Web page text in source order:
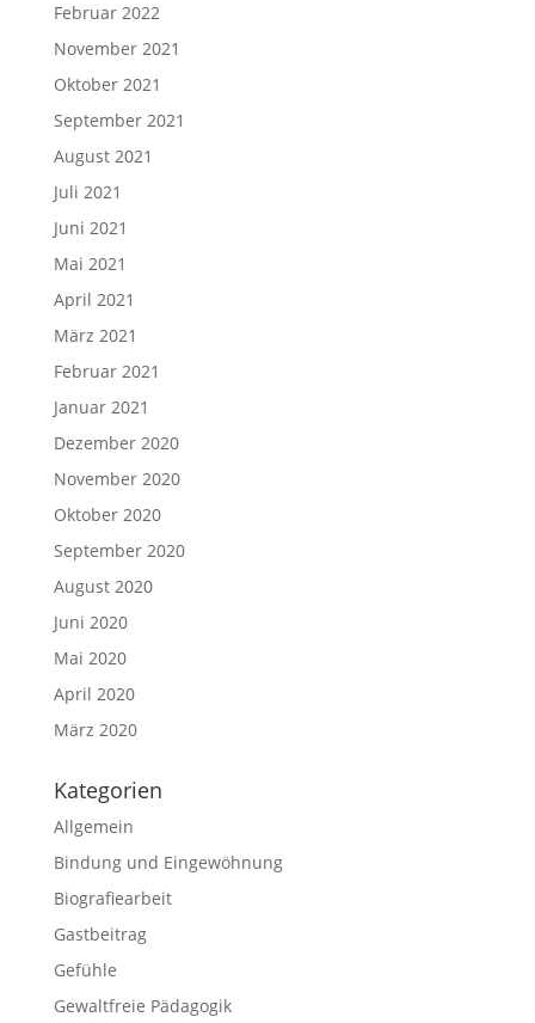
Februar 2022
November 2021
Oktober 2021
September 2021
August 2021
Juli 2021
Juni 2021
Mai 2021
April 2021
März 2021
Februar 2021
Januar 2021
Dezember 2020
November 2020
Oktober 2020
September 2020
August 2020
Juni 2020
Mai 2020
April 2020
März 2020
Kategorien
Allgemein
Bindung und Eingewöhnung
Biografiearbeit
Gastbeitrag
Gefühle
Gewaltfreie Pädagogik